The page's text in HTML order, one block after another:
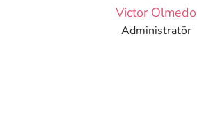
Victor Olmedo
Administratör